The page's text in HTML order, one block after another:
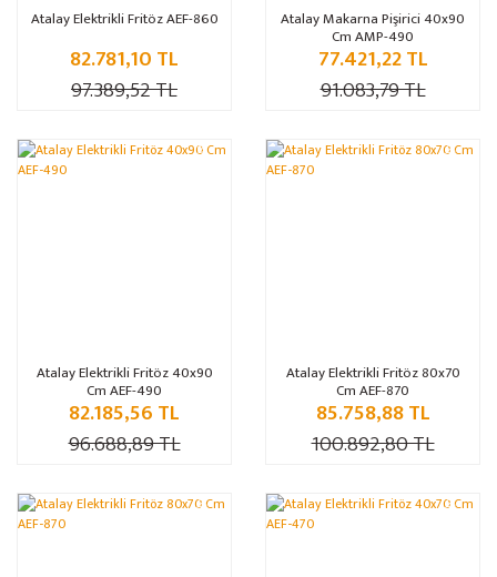
Atalay Elektrikli Fritöz AEF-860
82.781,10 TL
97.389,52 TL
Atalay Makarna Pişirici 40x90
Cm AMP-490
77.421,22 TL
91.083,79 TL
%15
Atalay Elektrikli Fritöz 40x90
Cm AEF-490
82.185,56 TL
96.688,89 TL
%15
Atalay Elektrikli Fritöz 80x70
Cm AEF-870
85.758,88 TL
100.892,80 TL
%15 %15